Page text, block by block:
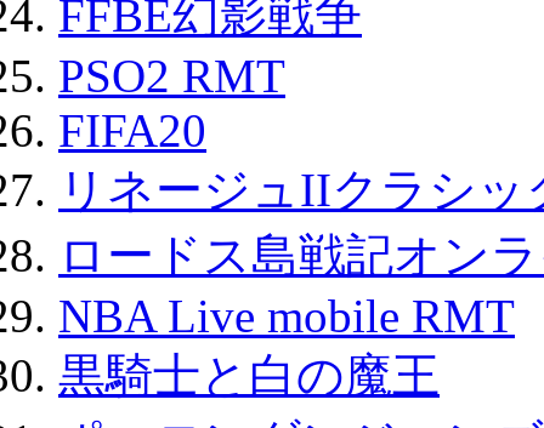
FFBE幻影戦争
PSO2 RMT
FIFA20
リネージュIIクラシ
ロードス島戦記オン
NBA Live mobile RMT
黒騎士と白の魔王